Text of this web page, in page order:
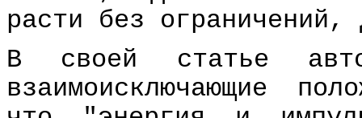
расти без ограничений,
В своей статье
взаимоисключающие